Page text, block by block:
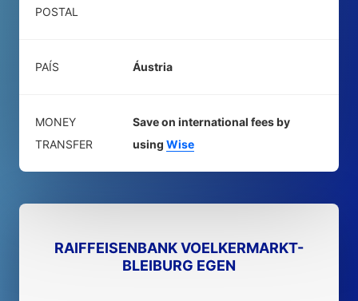
POSTAL
PAÍS Áustria
MONEY
TRANSFER
Save on international fees by
using Wise
RAIFFEISENBANK VOELKERMARKT-
BLEIBURG EGEN